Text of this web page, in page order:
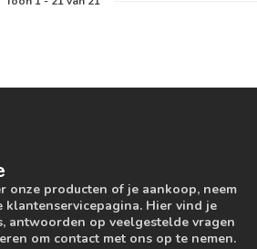
onze producten of je aankoop, neem
klantenservicepagina. Hier vind je
antwoorden op veelgestelde vragen
om contact met ons op te nemen.